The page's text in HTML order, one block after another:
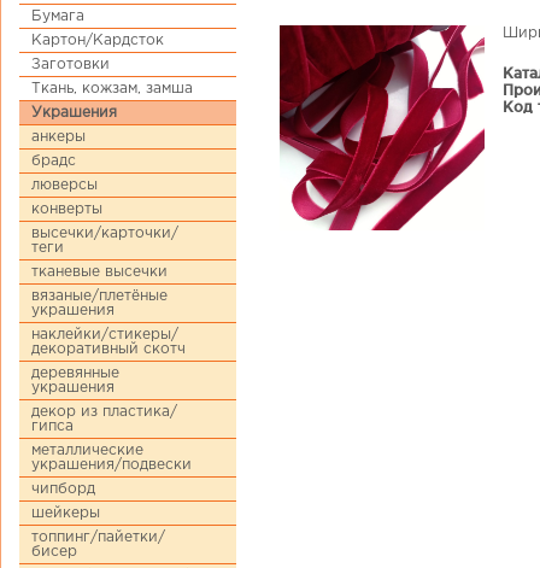
Бумага
Картон/Кардсток
Заготовки
Ткань, кожзам, замша
Украшения
анкеры
брадс
люверсы
конверты
высечки/карточки/
теги
тканевые высечки
вязаные/плетёные
украшения
наклейки/стикеры/
декоративный скотч
деревянные
украшения
декор из пластика/
гипса
металлические
украшения/подвески
чипборд
шейкеры
топпинг/пайетки/
бисер
Код